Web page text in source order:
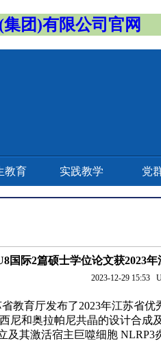
集团)有限公司官网
教育 实践教学 党
国际2篇硕士学位论文获2023
2023-12-29 15:53
教育厅发布了2023年江苏省
尼和奥拉帕尼共晶的设计合
及其激活宿主巨噬细胞